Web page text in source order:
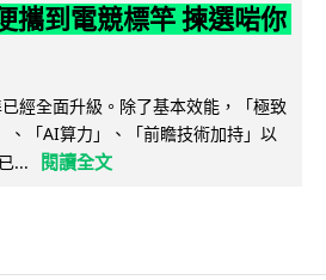
到電競標竿 揀選啱你
經全面升級。除了基本效能，「極致
、「AI算力」、「前瞻技術加持」以
...
閱讀全文